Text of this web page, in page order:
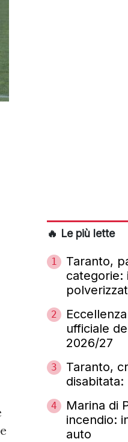
🔥 Le più lette
1
Taranto,
categorie:
2
ufficiale
2026/27
3
Taranto,
4
Marina di
incendio:
auto